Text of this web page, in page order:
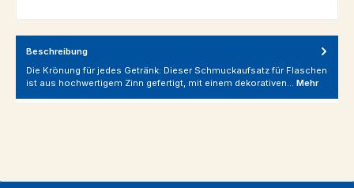
Beschreibung
Die Krönung für jedes Getränk: Dieser Schmuckaufsatz für Flaschen
ist aus hochwertigem Zinn gefertigt, mit einem dekorativen… Mehr